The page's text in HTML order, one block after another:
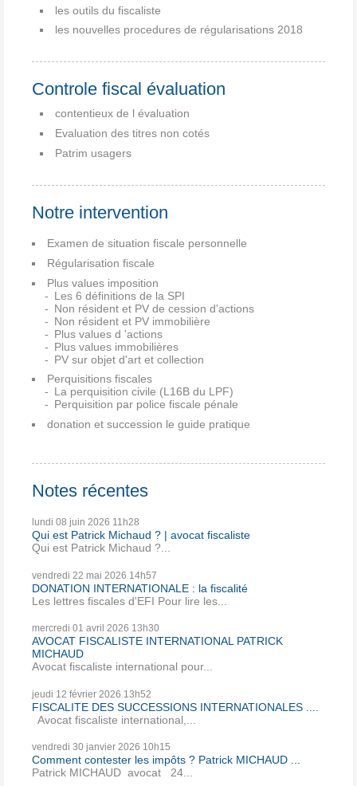
les outils du fiscaliste
les nouvelles procedures de régularisations 2018
Controle fiscal évaluation
contentieux de l évaluation
Evaluation des titres non cotés
Patrim usagers
Notre intervention
Examen de situation fiscale personnelle
Régularisation fiscale
Plus values imposition
Les 6 définitions de la SPI
Non résident et PV de cession d'actions
Non résident et PV immobilière
Plus values d 'actions
Plus values immobilières
PV sur objet d'art et collection
Perquisitions fiscales
La perquisition civile (L16B du LPF)
Perquisition par police fiscale pénale
donation et succession le guide pratique
Notes récentes
lundi 08 juin 2026 11h28
Qui est Patrick Michaud ? | avocat fiscaliste
Qui est Patrick Michaud ?...
vendredi 22 mai 2026 14h57
DONATION INTERNATIONALE : la fiscalité
Les lettres fiscales d'EFI Pour lire les...
mercredi 01 avril 2026 13h30
AVOCAT FISCALISTE INTERNATIONAL PATRICK
MICHAUD
Avocat fiscaliste international pour...
jeudi 12 février 2026 13h52
FISCALITE DES SUCCESSIONS INTERNATIONALES ....
Avocat fiscaliste international,...
vendredi 30 janvier 2026 10h15
Comment contester les impôts ? Patrick MICHAUD ...
Patrick MICHAUD avocat 24...